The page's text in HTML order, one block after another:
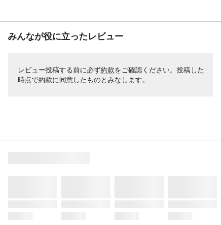
みんなが役に立ったレビュー
レビュー投稿する前に必ず約款をご確認ください。投稿した
時点で約款に同意したものとみなします。